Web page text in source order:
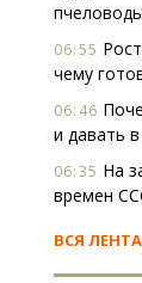
пчеловоды
06:55
чему
06:46
и давать
06:35 На
времен
ВСЯ ЛЕНТА